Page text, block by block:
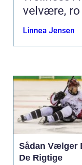
velvære, ro
Linnea Jensen
Sådan Vælger
De Rigtige